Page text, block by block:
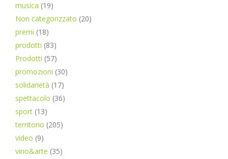
musica (19)
Non categorizzato (20)
premi (18)
prodotti (83)
Prodotti (57)
promozioni (30)
solidarietà (17)
spettacolo (36)
sport (13)
territorio (205)
video (9)
vino&arte (35)